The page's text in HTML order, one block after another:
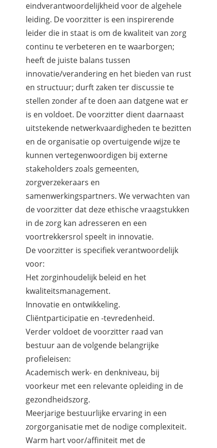
eindverantwoordelijkheid voor de algehele
leiding. De voorzitter is een inspirerende
leider die in staat is om de kwaliteit van zorg
continu te verbeteren en te waarborgen;
heeft de juiste balans tussen
innovatie/verandering en het bieden van rust
en structuur; durft zaken ter discussie te
stellen zonder af te doen aan datgene wat er
is en voldoet. De voorzitter dient daarnaast
uitstekende netwerkvaardigheden te bezitten
en de organisatie op overtuigende wijze te
kunnen vertegenwoordigen bij externe
stakeholders zoals gemeenten,
zorgverzekeraars en
samenwerkingspartners. We verwachten van
de voorzitter dat deze ethische vraagstukken
in de zorg kan adresseren en een
voortrekkersrol speelt in innovatie.
De voorzitter is specifiek verantwoordelijk
voor:
Het zorginhoudelijk beleid en het
kwaliteitsmanagement.
Innovatie en ontwikkeling.
Cliëntparticipatie en -tevredenheid.
Verder voldoet de voorzitter raad van
bestuur aan de volgende belangrijke
profieleisen:
Academisch werk- en denkniveau, bij
voorkeur met een relevante opleiding in de
gezondheidszorg.
Meerjarige bestuurlijke ervaring in een
zorgorganisatie met de nodige complexiteit.
Warm hart voor/affiniteit met de